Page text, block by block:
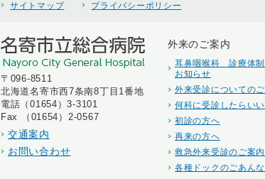
サイトマップ プライバシーポリシー
〒096-8511
北海道名寄市西7条南8丁目1番地
電話（01654）3-3101
Fax （01654）2-0567
交通案内
お問い合わせ
外来のご案内
耳鼻咽喉科 診療体
お知らせ
外来受診についての
何科に受診したらいい
初診の方へ
再来の方へ
救急外来受診のご案内
各種ドックのごあん